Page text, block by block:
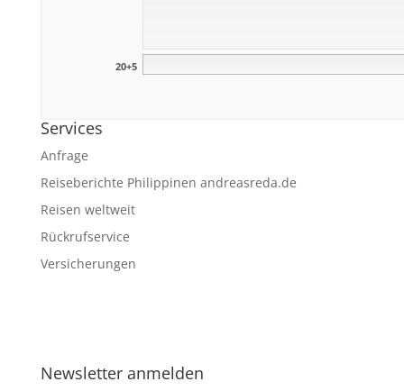
20+5
Services
Anfrage
Reiseberichte Philippinen andreasreda.de
Reisen weltweit
Rückrufservice
Versicherungen
Newsletter anmelden